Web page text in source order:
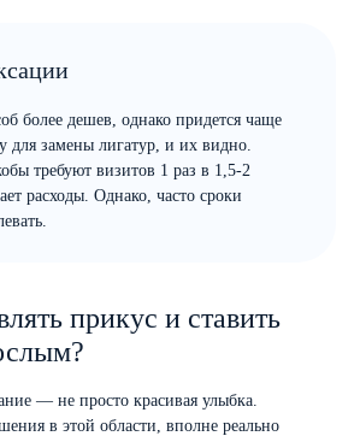
более дешев, однако придется чаще
для замены лигатур, и их видно.
требуют визитов 1 раз в 1,5-2
расходы. Однако, часто сроки
прикус и ставить
— не просто красивая улыбка.
в этой области, вполне реально